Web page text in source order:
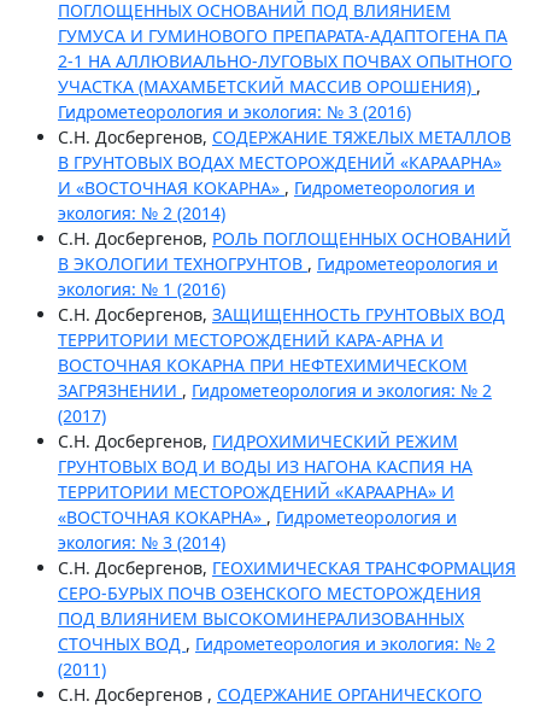
ПОГЛОЩЕННЫХ ОСНОВАНИЙ ПОД ВЛИЯНИЕМ
ГУМУСА И ГУМИНОВОГО ПРЕПАРАТА-АДАПТОГЕНА ПА
2-1 НА АЛЛЮВИАЛЬНО-ЛУГОВЫХ ПОЧВАХ ОПЫТНОГО
УЧАСТКА (МАХАМБЕТСКИЙ МАССИВ ОРОШЕНИЯ) ,
Гидрометеорология и экология: № 3 (2016)
С.Н. Досбергенов, СОДЕРЖАНИЕ ТЯЖЕЛЫХ МЕТАЛЛОВ
В ГРУНТОВЫХ ВОДАХ МЕСТОРОЖДЕНИЙ «КАРААРНА»
И «ВОСТОЧНАЯ КОКАРНА» , Гидрометеорология и
экология: № 2 (2014)
С.Н. Досбергенов, РОЛЬ ПОГЛОЩЕННЫХ ОСНОВАНИЙ
В ЭКОЛОГИИ ТЕХНОГРУНТОВ , Гидрометеорология и
экология: № 1 (2016)
С.Н. Досбергенов, ЗАЩИЩЕННОСТЬ ГРУНТОВЫХ ВОД
ТЕРРИТОРИИ МЕСТОРОЖДЕНИЙ КАРА-АРНА И
ВОСТОЧНАЯ КОКАРНА ПРИ НЕФТЕХИМИЧЕСКОМ
ЗАГРЯЗНЕНИИ , Гидрометеорология и экология: № 2
(2017)
С.Н. Досбергенов, ГИДРОХИМИЧЕСКИЙ РЕЖИМ
ГРУНТОВЫХ ВОД И ВОДЫ ИЗ НАГОНА КАСПИЯ НА
ТЕРРИТОРИИ МЕСТОРОЖДЕНИЙ «КАРААРНА» И
«ВОСТОЧНАЯ КОКАРНА» , Гидрометеорология и
экология: № 3 (2014)
С.Н. Досбергенов, ГЕОХИМИЧЕСКАЯ ТРАНСФОРМАЦИЯ
СЕРО-БУРЫХ ПОЧВ ОЗЕНСКОГО МЕСТОРОЖДЕНИЯ
ПОД ВЛИЯНИЕМ ВЫСОКОМИНЕРАЛИЗОВАННЫХ
СТОЧНЫХ ВОД , Гидрометеорология и экология: № 2
(2011)
С.Н. Досбергенов , СОДЕРЖАНИЕ ОРГАНИЧЕСКОГО